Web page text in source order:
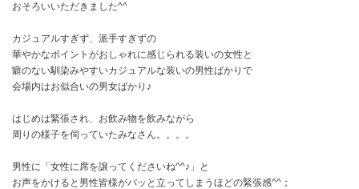
おそろいいただきました^^
カジュアルすぎず、派手すぎずの
華やかなポイントがおしゃれに感じられる装いの女性と
癖のない馴染みやすいカジュアルな装いの男性ばかりで
会場内はお似合いの男女ばかり♪
はじめは緊張され、お飲み物を飲みながら
周りの様子を伺っていたみなさん。。。。
男性に「女性に席を譲ってくださいね^^♪」と
お声をかけると男性皆様がバッと立ってしまうほどの緊張感^^；